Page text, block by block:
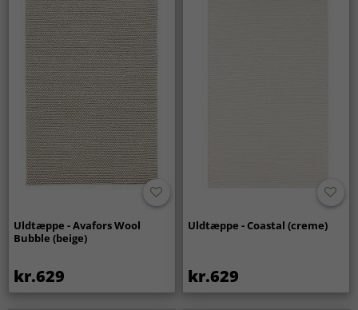
Uldtæppe - Avafors Wool
Bubble (beige)
kr.629
Uldtæppe - Coastal (creme)
kr.629